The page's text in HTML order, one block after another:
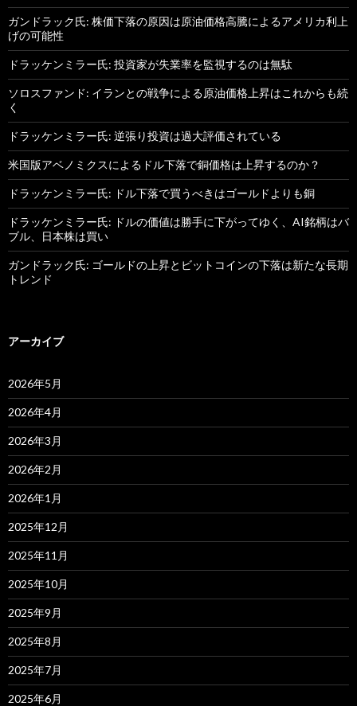
ガンドラック氏: 株価下落の原因は原油価格高騰によるアメリカ利上
げの可能性
ドラッケンミラー氏: 投資家が失業率を監視するのは無駄
ソロスファンド: イランとの戦争による原油価格上昇はこれからも続
く
ドラッケンミラー氏: 逆張り投資は過大評価されている
米国版アベノミクスによるドル下落で銅価格は上昇するのか？
ドラッケンミラー氏: ドル下落で買うべきはゴールドよりも銅
ドラッケンミラー氏: ドルの価値は勝手に下がってゆく、AI銘柄はバ
ブル、日本株は買い
ガンドラック氏: ゴールドの上昇とビットコインの下落は新たな長期
トレンド
アーカイブ
2026年5月
2026年4月
2026年3月
2026年2月
2026年1月
2025年12月
2025年11月
2025年10月
2025年9月
2025年8月
2025年7月
2025年6月